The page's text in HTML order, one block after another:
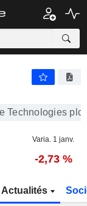
Technologies plc
Varia. 1 janv.
-2,73 %
Actualités